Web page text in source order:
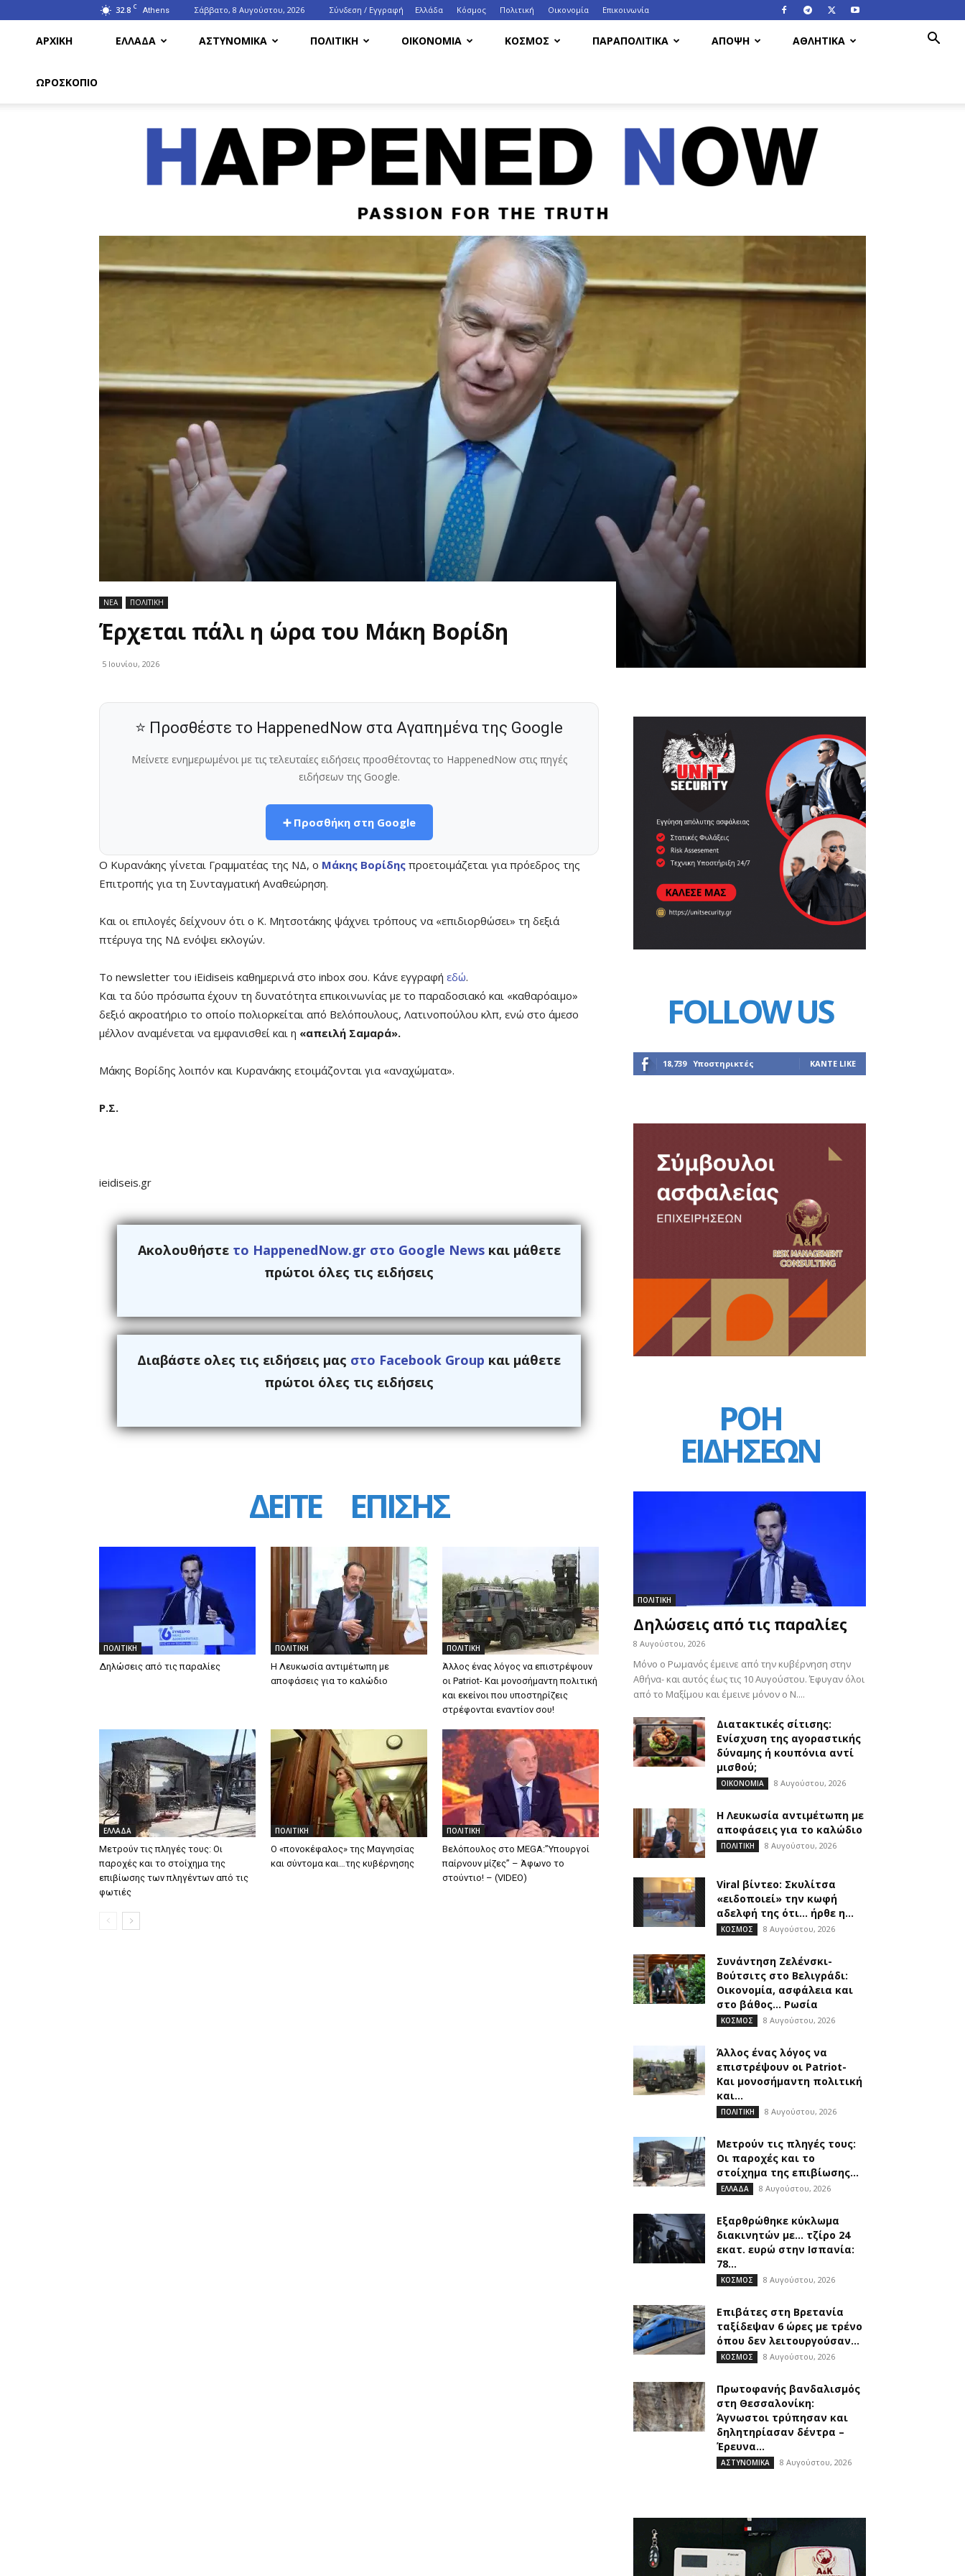
32.8 C Athens Σάββατο, 8 Αυγούστου, 2026 Σύνδεση / Εγγραφή Ελλάδα Κόσμος Πολιτική Οικονομία Eπικοινωνία
ΑΡΧΙΚΗ ΕΛΛΑΔΑ ΑΣΤΥΝΟΜΙΚΑ ΠΟΛΙΤΙΚΗ ΟΙΚΟΝΟΜΙΑ ΚΟΣΜΟΣ ΠΑΡΑΠΟΛΙΤΙΚΑ ΑΠΟΨΗ ΑΘΛΗΤΙΚΑ
ΩΡΟΣΚΟΠΙΟ
HappenedNow.gr
ΝΕΑ ΠΟΛΙΤΙΚΗ
Έρχεται πάλι η ώρα του Μάκη Βορίδη
5 Ιουνίου, 2026
⭐ Προσθέστε το HappenedNow στα Αγαπημένα της Google
Μείνετε ενημερωμένοι με τις τελευταίες ειδήσεις προσθέτοντας το HappenedNow στις πηγές
ειδήσεων της Google.
➕ Προσθήκη στη Google
Ο Κυρανάκης γίνεται Γραμματέας της ΝΔ, ο Μάκης Βορίδης προετοιμάζεται για πρόεδρος της
Επιτροπής για τη Συνταγματική Αναθεώρηση.
Και οι επιλογές δείχνουν ότι ο Κ. Μητσοτάκης ψάχνει τρόπους να «επιδιορθώσει» τη δεξιά
πτέρυγα της ΝΔ ενόψει εκλογών.
Το newsletter του iEidiseis καθημερινά στο inbox σου. Κάνε εγγραφή εδώ.
Και τα δύο πρόσωπα έχουν τη δυνατότητα επικοινωνίας με το παραδοσιακό και «καθαρόαιμο»
δεξιό ακροατήριο το οποίο πολιορκείται από Βελόπουλους, Λατινοπούλου κλπ, ενώ στο άμεσο
μέλλον αναμένεται να εμφανισθεί και η «απειλή Σαμαρά».
Μάκης Βορίδης λοιπόν και Κυρανάκης ετοιμάζονται για «αναχώματα».
Ρ.Σ.
ieidiseis.gr
Ακολουθήστε το HappenedNow.gr στο Google Newsκαι μάθετε
πρώτοι όλες τις ειδήσεις
Διαβάστε ολες τις ειδήσεις μας στο Facebook Group και μάθετε
πρώτοι όλες τις ειδήσεις
ΔΕΙΤΕ ΕΠΙΣΗΣ
ΠΟΛΙΤΙΚΗ
Δηλώσεις από τις παραλίες
ΠΟΛΙΤΙΚΗ
Η Λευκωσία αντιμέτωπη με
αποφάσεις για το καλώδιο
ΠΟΛΙΤΙΚΗ
Άλλος ένας λόγος να επιστρέψουν
οι Patriot- Και μονοσήμαντη πολιτική
και εκείνοι που υποστηρίζεις
στρέφονται εναντίον σου!
ΕΛΛΑΔΑ
Μετρούν τις πληγές τους: Οι
παροχές και το στοίχημα της
επιβίωσης των πληγέντων από τις
φωτιές
ΠΟΛΙΤΙΚΗ
Ο «πονοκέφαλος» της Μαγνησίας
και σύντομα και…της κυβέρνησης
ΠΟΛΙΤΙΚΗ
Βελόπουλος στο MEGA:”Υπουργοί
παίρνουν μίζες” – Άφωνο το
στούντιο! – (VIDEO)
FOLLOW US
18,739 Υποστηρικτές ΚΆΝΤΕ LIKE
ΡΟΗ
ΕΙΔΗΣΕΩΝ
ΠΟΛΙΤΙΚΗ
Δηλώσεις από τις παραλίες
8 Αυγούστου, 2026
Μόνο ο Ρωμανός έμεινε από την κυβέρνηση στην
Αθήνα- και αυτός έως τις 10 Αυγούστου. Έφυγαν όλοι
από το Μαξίμου και έμεινε μόνον ο Ν....
Διατακτικές σίτισης:
Ενίσχυση της αγοραστικής
δύναμης ή κουπόνια αντί
μισθού;
ΟΙΚΟΝΟΜΙΑ 8 Αυγούστου, 2026
Η Λευκωσία αντιμέτωπη με
αποφάσεις για το καλώδιο
ΠΟΛΙΤΙΚΗ 8 Αυγούστου, 2026
Viral βίντεο: Σκυλίτσα
«ειδοποιεί» την κωφή
αδελφή της ότι… ήρθε η...
ΚΟΣΜΟΣ 8 Αυγούστου, 2026
Συνάντηση Ζελένσκι-
Βούτσιτς στο Βελιγράδι:
Οικονομία, ασφάλεια και
στο βάθος… Ρωσία
ΚΟΣΜΟΣ 8 Αυγούστου, 2026
Άλλος ένας λόγος να
επιστρέψουν οι Patriot-
Και μονοσήμαντη πολιτική
και...
ΠΟΛΙΤΙΚΗ 8 Αυγούστου, 2026
Μετρούν τις πληγές τους:
Οι παροχές και το
στοίχημα της επιβίωσης...
ΕΛΛΑΔΑ 8 Αυγούστου, 2026
Εξαρθρώθηκε κύκλωμα
διακινητών με… τζίρο 24
εκατ. ευρώ στην Ισπανία:
78...
ΚΟΣΜΟΣ 8 Αυγούστου, 2026
Επιβάτες στη Βρετανία
ταξίδεψαν 6 ώρες με τρένο
όπου δεν λειτουργούσαν...
ΚΟΣΜΟΣ 8 Αυγούστου, 2026
Πρωτοφανής βανδαλισμός
στη Θεσσαλονίκη:
Άγνωστοι τρύπησαν και
δηλητηρίασαν δέντρα –
Έρευνα...
ΑΣΤΥΝΟΜΙΚΑ 8 Αυγούστου, 2026